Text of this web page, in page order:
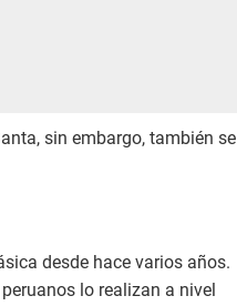
sin embargo, también se
desde hace varios años.
lo realizan a nivel